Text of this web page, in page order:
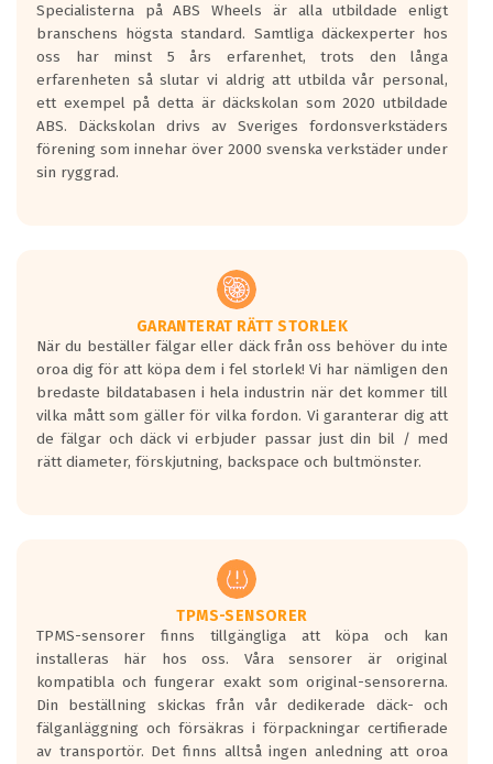
längsta.
Inga D eller G betyg delas ut för
personbilar och lätta lastbilar.
Betyget sätts efter ett test där däcken
skall bromsa in på en väg där det ligger
0.5-1.5 mm vatten.
I 80km/h kommer skillnaden på
Vid körning i över 50km/h brukar
rullmotståndets ljud överträffa
motorljudet.
På däckmärkningen kommer det finnas
en symbol av ett däck med vågar. Hög
bullernivå markeras med svarta vågor
medans de vita vågorna påvisar om det är
ett tyst däck.
regelverket som introduceras år 2016.
Ett däck med två svarta vågor är redan
godkända för år 2016 nya regelverk.
Ett däck med en svart våg kommer vara
minst tre decibel tystare än det
regelverk som börjar gälla 2016.
Specialisterna på ABS Wheels är alla utbildade enligt
branschens högsta standard. Samtliga däckexperter hos
oss har minst 5 års erfarenhet, trots den långa
erfarenheten så slutar vi aldrig att utbilda vår personal,
ett exempel på detta är däckskolan som 2020 utbildade
ABS. Däckskolan drivs av Sveriges fordonsverkstäders
förening som innehar över 2000 svenska verkstäder under
sin ryggrad.
GARANTERAT RÄTT STORLEK
När du beställer fälgar eller däck från oss behöver du inte
oroa dig för att köpa dem i fel storlek! Vi har nämligen den
bredaste bildatabasen i hela industrin när det kommer till
vilka mått som gäller för vilka fordon. Vi garanterar dig att
de fälgar och däck vi erbjuder passar just din bil / med
rätt diameter, förskjutning, backspace och bultmönster.
TPMS-SENSORER
TPMS-sensorer finns tillgängliga att köpa och kan
installeras här hos oss. Våra sensorer är original
kompatibla och fungerar exakt som original-sensorerna.
Din beställning skickas från vår dedikerade däck- och
fälganläggning och försäkras i förpackningar certifierade
av transportör. Det finns alltså ingen anledning att oroa